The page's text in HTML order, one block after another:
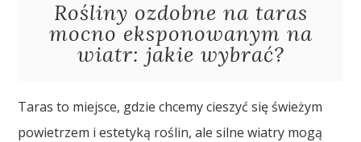
Rośliny ozdobne na taras
mocno eksponowanym na
wiatr: jakie wybrać?
Taras to miejsce, gdzie chcemy cieszyć się świeżym
powietrzem i estetyką roślin, ale silne wiatry mogą